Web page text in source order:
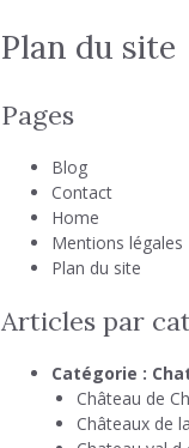
Plan du site
Pages
Blog
Contact
Home
Mentions légales
Plan du site
Articles par
Catégorie :
Château de
Châteaux de